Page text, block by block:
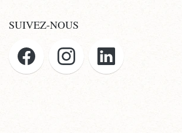
SUIVEZ-NOUS